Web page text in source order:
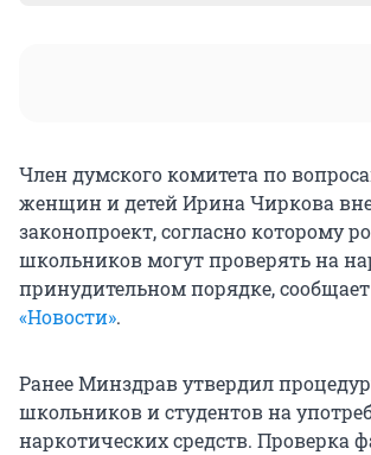
Член думского комитета по
женщин и детей Ирина Чиркова
законопроект, согласно которому
школьников могут проверять на
принудительном порядке, сообщает
«Новости».
Ранее Минздрав утвердил
школьников и студентов на
наркотических средств. Проверка